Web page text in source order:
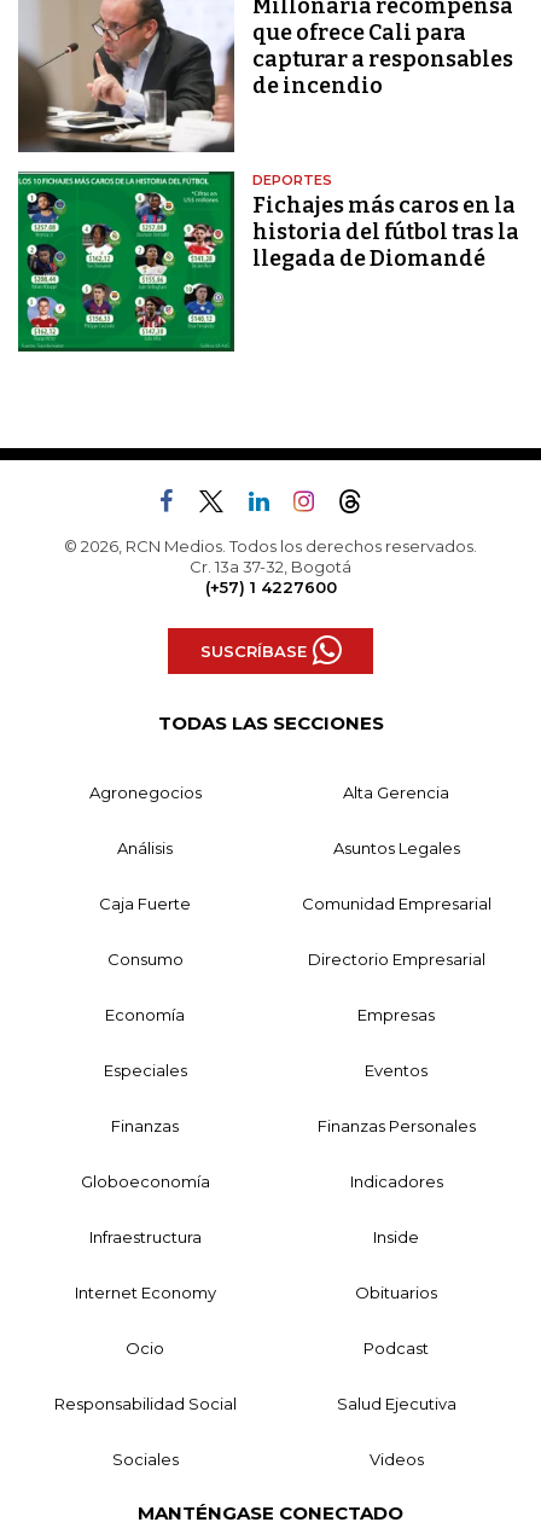
Millonaria recompensa
que ofrece Cali para
capturar a responsables
de incendio
DEPORTES
Fichajes más caros en la
historia del fútbol tras la
llegada de Diomandé
© 2026, RCN Medios. Todos los derechos reservados.
Cr. 13a 37-32, Bogotá
(+57) 1 4227600
SUSCRÍBASE
TODAS LAS SECCIONES
Agronegocios Alta Gerencia
Análisis Asuntos Legales
Caja Fuerte Comunidad Empresarial
Consumo Directorio Empresarial
Economía Empresas
Especiales Eventos
Finanzas Finanzas Personales
Globoeconomía Indicadores
Infraestructura Inside
Internet Economy Obituarios
Ocio Podcast
Responsabilidad Social Salud Ejecutiva
Sociales Videos
MANTÉNGASE CONECTADO